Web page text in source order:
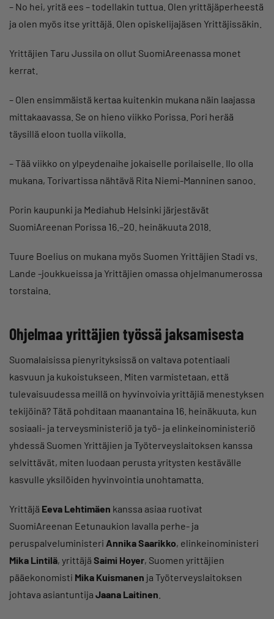
– No hei, yritä ees – todellakin tuttua. Olen yrittäjäperheestä
ja olen myös itse yrittäjä. Olen opiskelijajäsen Yrittäjissäkin.
Yrittäjien Taru Jussila on ollut SuomiAreenassa monet
kerrat.
– Olen ensimmäistä kertaa kuitenkin mukana näin laajassa
mittakaavassa. Se on hieno viikko Porissa. Pori herää
täysillä eloon tuolla viikolla.
– Tää viikko on ylpeydenaihe jokaiselle porilaiselle. Ilo olla
mukana, Torivartissa nähtävä Rita Niemi-Manninen sanoo.
Porin kaupunki ja Mediahub Helsinki järjestävät
SuomiAreenan Porissa 16.–20. heinäkuuta 2018.
Tuure Boelius on mukana myös Suomen Yrittäjien Stadi vs.
Lande -joukkueissa ja Yrittäjien omassa ohjelmanumerossa
torstaina.
Ohjelmaa yrittäjien työssä jaksamisesta
Suomalaisissa pienyrityksissä on valtava potentiaali
kasvuun ja kukoistukseen. Miten varmistetaan, että
tulevaisuudessa meillä on hyvinvoivia yrittäjiä menestyksen
tekijöinä? Tätä pohditaan maanantaina 16. heinäkuuta, kun
sosiaali- ja terveysministeriö ja työ- ja elinkeinoministeriö
yhdessä Suomen Yrittäjien ja Työterveyslaitoksen kanssa
selvittävät, miten luodaan perusta yritysten kestävälle
kasvulle yksilöiden hyvinvointia unohtamatta.
Yrittäjä Eeva Lehtimäen kanssa asiaa ruotivat
SuomiAreenan Eetunaukion lavalla perhe- ja
peruspalveluministeri Annika Saarikko, elinkeinoministeri
Mika Lintilä, yrittäjä Saimi Hoyer, Suomen yrittäjien
pääekonomisti Mika Kuismanen ja Työterveyslaitoksen
johtava asiantuntija Jaana Laitinen